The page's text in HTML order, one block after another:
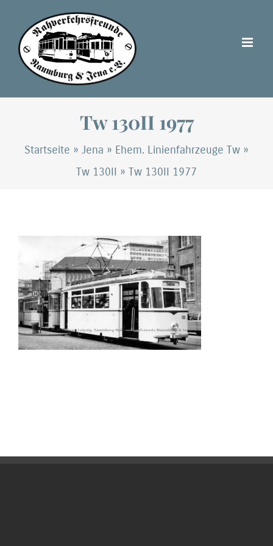
Inhalt
springen
Tw 130II 1977
Startseite » Jena » Ehem. Linienfahrzeuge Tw »
Tw 130II » Tw 130II 1977